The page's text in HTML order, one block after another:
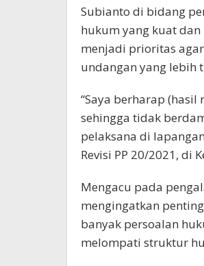
Subianto di bidang
hukum yang kuat
menjadi prioritas
undangan yang lebih
“Saya berharap
sehingga tidak
pelaksana di
Revisi PP 20/2021, di
Mengacu pada
mengingatkan
banyak persoalan
melompati struktur